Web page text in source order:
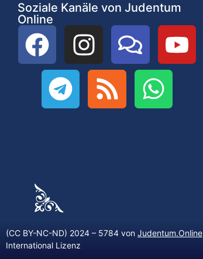
Soziale Kanäle von Judentum
Online
(CC BY-NC-ND) 2024 – 5784 von Judentum.Online
International Lizenz